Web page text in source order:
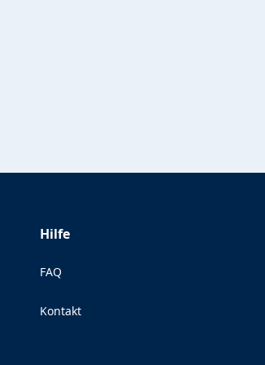
Hilfe
FAQ
Kontakt
(Opens in a new tab)